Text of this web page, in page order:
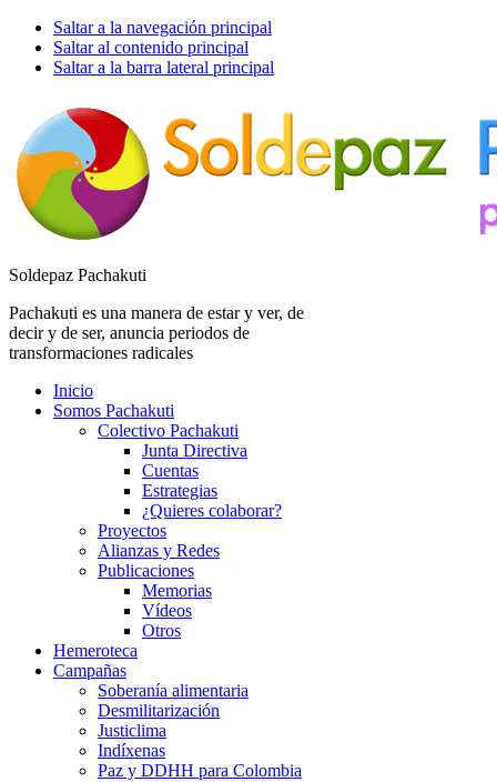
Saltar a la navegación principal
Saltar al contenido principal
Saltar a la barra lateral principal
Soldepaz Pachakuti
Pachakuti es una manera de estar y ver, de
decir y de ser, anuncia periodos de
transformaciones radicales
Inicio
Somos Pachakuti
Colectivo Pachakuti
Junta Directiva
Cuentas
Estrategias
¿Quieres colaborar?
Proyectos
Alianzas y Redes
Publicaciones
Memorias
Vídeos
Otros
Hemeroteca
Campañas
Soberanía alimentaria
Desmilitarización
Justiclima
Indíxenas
Paz y DDHH para Colombia